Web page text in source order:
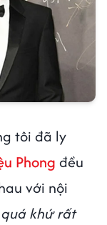
tôi đã ly
Phong đều
với nội
khứ rất